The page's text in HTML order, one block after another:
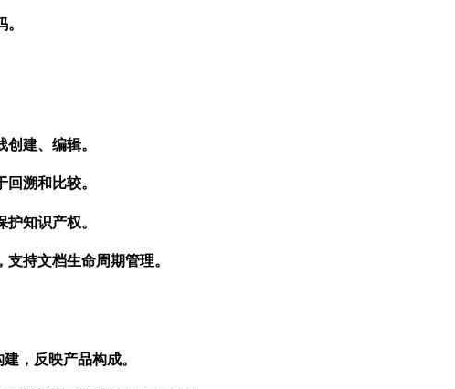
建、编辑。
溯和比较。
知识产权。
持文档生命周期管理。
，反映产品构成。